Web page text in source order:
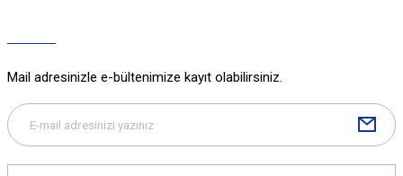
Gönder
Mail adresinizle e-bültenimize kayıt olabilirsiniz.